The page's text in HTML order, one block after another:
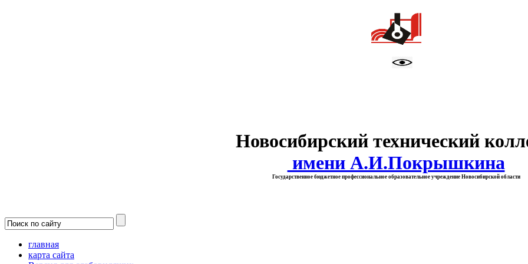
Новосибирский технический
имени А.И.Покрышкина
Государственное бюджетное профессиональное образовательное учреждение Новосибирской области
главная
карта сайта